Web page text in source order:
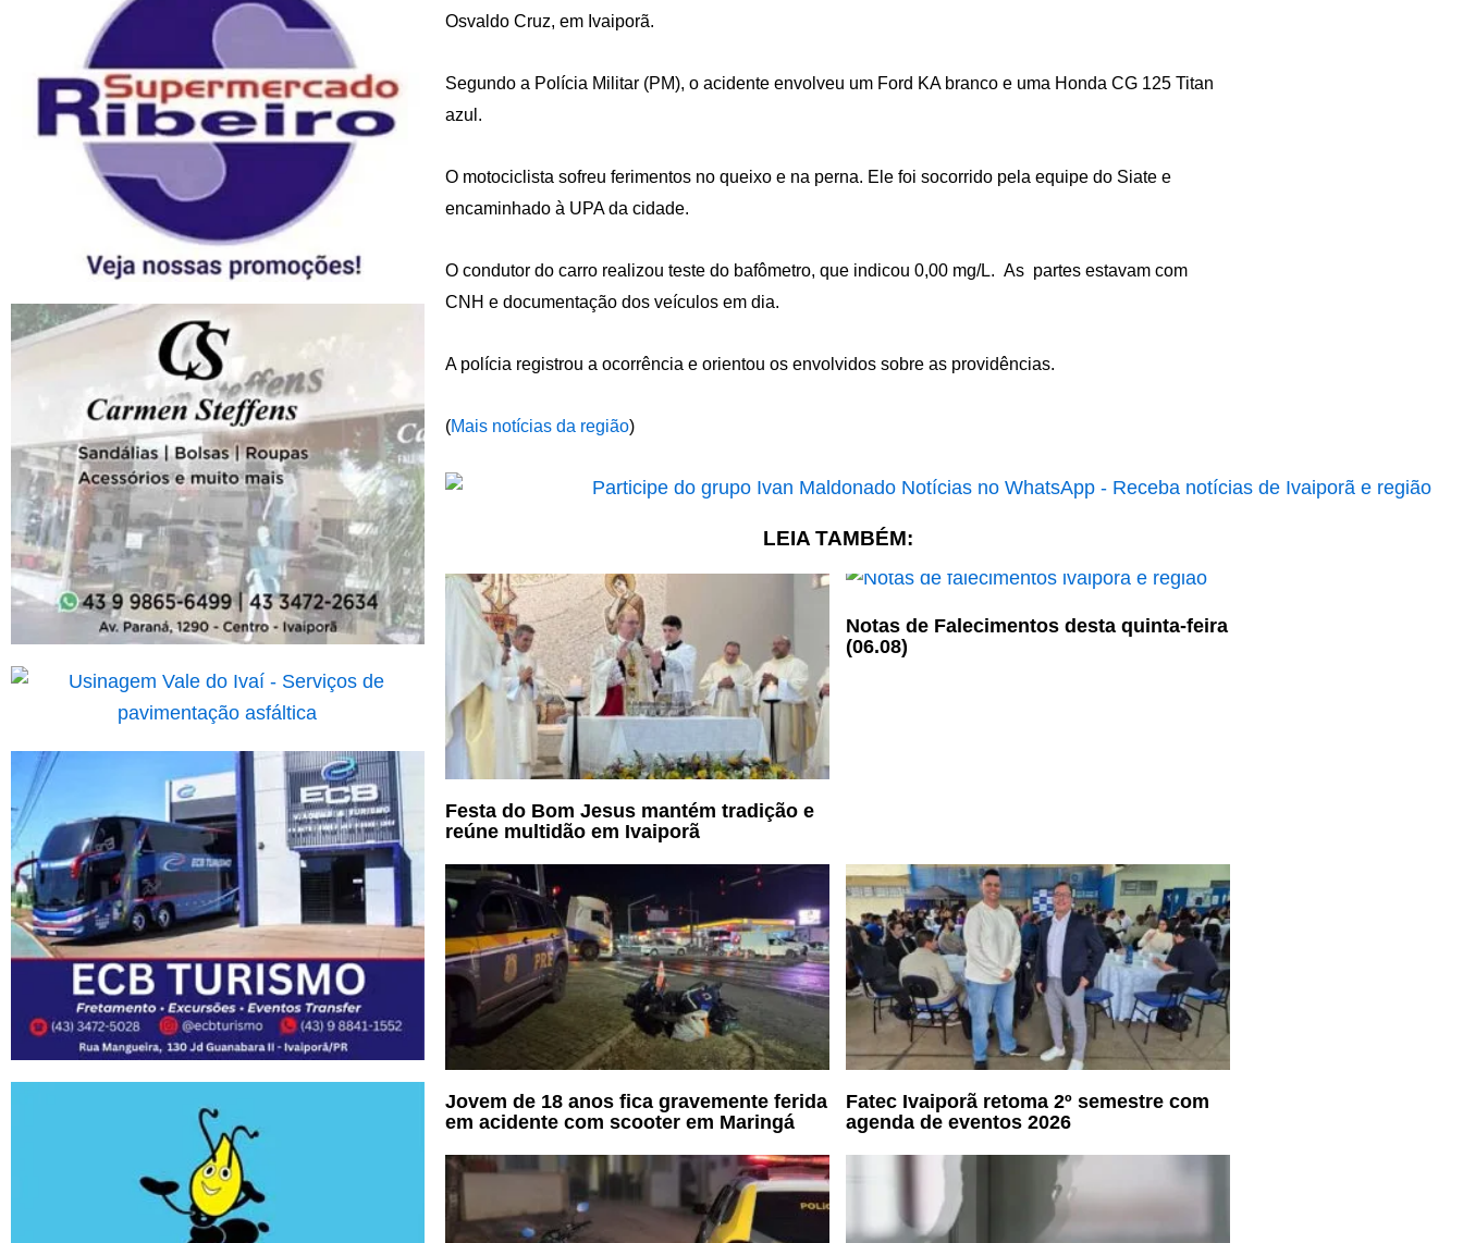
Osvaldo Cruz, em Ivaiporã.
Segundo a Polícia Militar (PM), o acidente envolveu um Ford KA branco e uma Honda CG 125 Titan
azul.
O motociclista sofreu ferimentos no queixo e na perna. Ele foi socorrido pela equipe do Siate e
encaminhado à UPA da cidade.
O condutor do carro realizou teste do bafômetro, que indicou 0,00 mg/L. As partes estavam com
CNH e documentação dos veículos em dia.
A polícia registrou a ocorrência e orientou os envolvidos sobre as providências.
(Mais notícias da região)
LEIA TAMBÉM:
Festa do Bom Jesus mantém tradição e
reúne multidão em Ivaiporã
Notas de Falecimentos desta quinta-feira
(06.08)
Jovem de 18 anos fica gravemente ferida
em acidente com scooter em Maringá
Fatec Ivaiporã retoma 2º semestre com
agenda de eventos 2026